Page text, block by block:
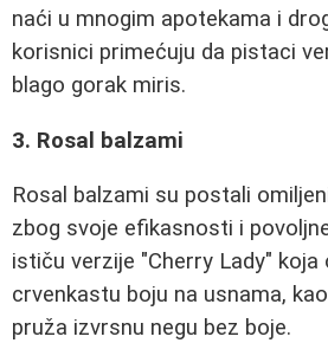
naći u mnogim apotekama i
korisnici primećuju da pistaci
blago gorak miris.
3. Rosal balzami
Rosal balzami su postali
zbog svoje efikasnosti i
ističu verzije "Cherry Lady"
crvenkastu boju na usnama,
pruža izvrsnu negu bez boje.